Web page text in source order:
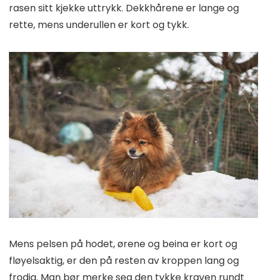
rasen sitt kjekke uttrykk. Dekkhårene er lange og
rette, mens underullen er kort og tykk.
Mens pelsen på hodet, ørene og beina er kort og
fløyelsaktig, er den på resten av kroppen lang og